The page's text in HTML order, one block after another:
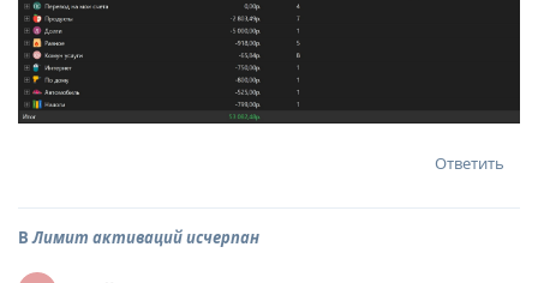
Ответить
ВЛимит активаций исчерпан